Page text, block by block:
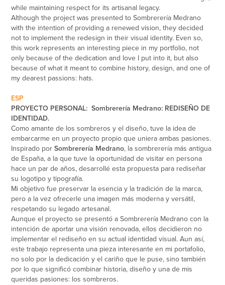
while maintaining respect for its artisanal legacy.
Although the project was presented to Sombrerería Medrano
with the intention of providing a renewed vision, they decided
not to implement the redesign in their visual identity. Even so,
this work represents an interesting piece in my portfolio, not
only because of the dedication and love I put into it, but also
because of what it meant to combine history, design, and one of
my dearest passions: hats.
ESP
PROYECTO PERSONAL: Sombrerería Medrano: REDISEÑO DE
IDENTIDAD.
Como amante de los sombreros y el diseño, tuve la idea de
embarcarme en un proyecto propio que uniera ambas pasiones.
Inspirado porSombrerería Medrano, la sombrerería más antigua
de España, a la que tuve la oportunidad de visitar en persona
hace un par de años, desarrollé esta propuesta para rediseñar
su logotipo y tipografía.
Mi objetivo fue preservar la esencia y la tradición de la marca,
pero a la vez ofrecerle una imagen más moderna y versátil,
respetando su legado artesanal.
Aunque el proyecto se presentó a Sombrerería Medrano con la
intención de aportar una visión renovada, ellos decidieron no
implementar el rediseño en su actual identidad visual. Aun así,
este trabajo representa una pieza interesante en mi portafolio,
no solo por la dedicación y el cariño que le puse, sino también
por lo que significó combinar historia, diseño y una de mis
queridas pasiones: los sombreros.